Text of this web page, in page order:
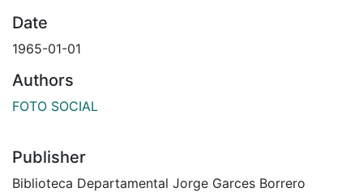
Date
1965-01-01
Authors
FOTO SOCIAL
Publisher
Biblioteca Departamental Jorge Garces Borrero